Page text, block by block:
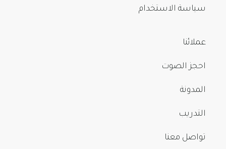
سياسة الاستخدام
عملائنا
احجز الصوت
المدونة
التدريب
تواصل معنا